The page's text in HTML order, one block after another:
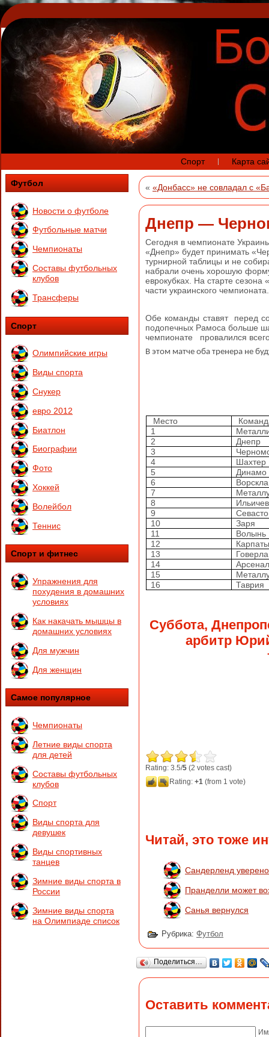
Спорт Карта
Футбол
Новости о футболе
Футбольные матчи
Чемпионаты
Составы футбольных
клубов
Трансферы
Спорт
Олимпийские игры
Виды спорта
Снукер
евро 2012
Биатлон
Биографии
Фото
Хоккей
Волейбол
Теннис
Спорт и фитнес
Упражнения для
похудения в домашних
условиях
Как накачать мышцы в
домашних условиях
Для мужчин
Для женщин
Самое популярное
Чемпионаты
Летние виды спорта
для детей
Составы футбольных
клубов
Спорт
Виды спорта для
девушек
Виды спортивных
танцев
Зимние виды спорта в
России
Зимние виды спорта
на Олимпиаде список
« «Донбасс» не совладал с
Днепр —
Сегодня в чемпионате
«Днепр» будет принимать
турнирной таблицы и не
набрали очень хорошую
еврокубках. На старте
части украинского чемпионата.
Обе команды ставят
перед
подопечных Рамоса больше
чемпионате
провалился
В этом матче оба тренера не
Место
1
2
Днепр
3
4
Шахтер
5
Динамо
6
Ворскла
7
8
9
10
Заря
11
Волынь
12
13
Говерла
14
15
16
Таврия
Суббота,
арбитр
Rating: 3.5/5 (2 votes cast)
Rating: +1 (from 1 vote)
Читай, это тоже
Сандерленд
Пранделли может
Санья вернулся
Рубрика: Футбол
Поделиться…
Оставить